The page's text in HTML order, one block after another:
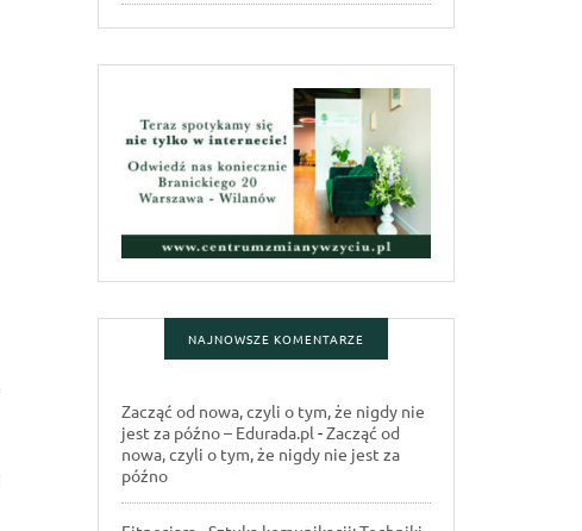
NAJNOWSZE KOMENTARZE
Zacząć od nowa, czyli o tym, że nigdy nie
jest za późno – Edurada.pl -Zacząć od
nowa, czyli o tym, że nigdy nie jest za
późno